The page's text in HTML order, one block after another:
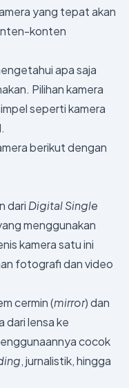
yang tepat akan
konten
apa saja
Pilihan kamera
seperti kamera
berikut dengan
dari Digital Single
menggunakan
kamera satu ini
fotografi dan video
cermin (mirror) dan
dari lensa ke
cocok
, jurnalistik, hingga